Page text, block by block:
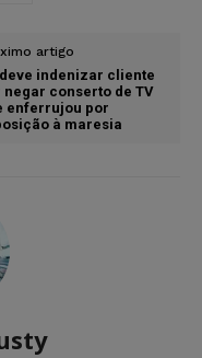
artigo
deve indenizar cliente
negar conserto de TV
enferrujou por
à maresia